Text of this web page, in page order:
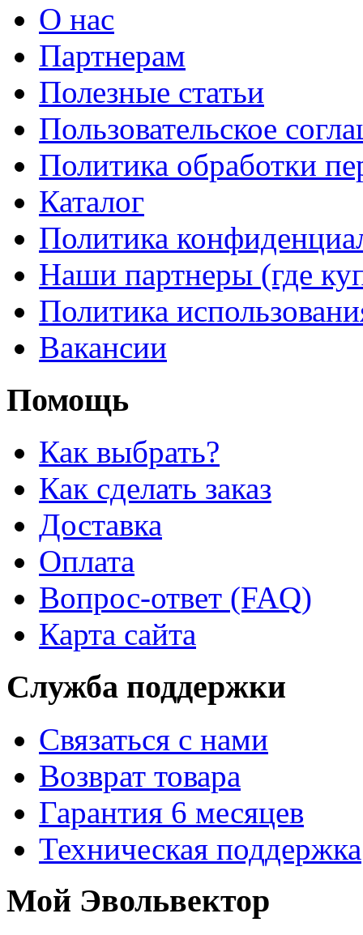
О нас
Партнерам
Полезные статьи
Пользовательское
Политика обработки
Каталог
Политика
Наши партнеры (где
Политика
Вакансии
Помощь
Как выбрать?
Как сделать заказ
Доставка
Оплата
Вопрос-ответ (FAQ)
Карта сайта
Служба поддержки
Связаться с нами
Возврат товара
Гарантия 6 месяцев
Техническая поддержка
Мой Эвольвектор